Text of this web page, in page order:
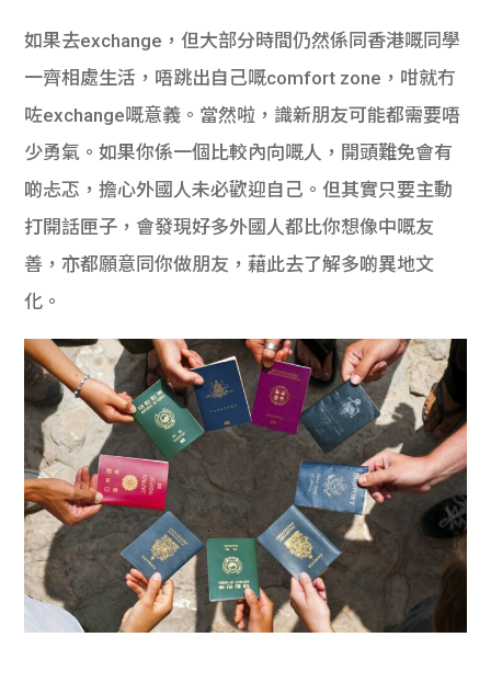
如果去exchange，但大部分時間仍然係同香港嘅同學
一齊相處生活，唔跳出自己嘅comfort zone，咁就冇
咗exchange嘅意義。當然啦，識新朋友可能都需要唔
少勇氣。如果你係一個比較內向嘅人，開頭難免會有
啲忐忑，擔心外國人未必歡迎自己。但其實只要主動
打開話匣子，會發現好多外國人都比你想像中嘅友
善，亦都願意同你做朋友，藉此去了解多啲異地文
化。